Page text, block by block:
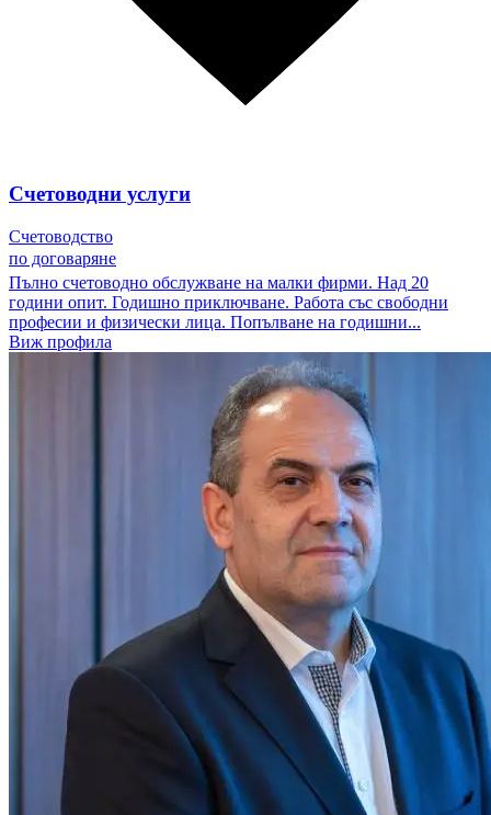
Счетоводни услуги
Счетоводство
по договаряне
Пълно счетоводно обслужване на малки фирми. Над 20
години опит. Годишно приключване. Работа със свободни
професии и физически лица. Попълване на годишни...
Виж профила